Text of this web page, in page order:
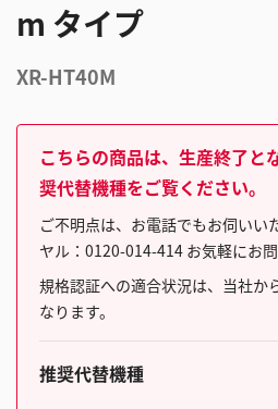
m タイプ
XR-HT40M
こちらの商品は、生産終了と
奨代替機種をご覧ください。
ご不明点は、お電話でもお伺いい
ヤル：0120-014-414 お気軽にお
規格認証への適合状況は、当社か
なります。
推奨代替機種